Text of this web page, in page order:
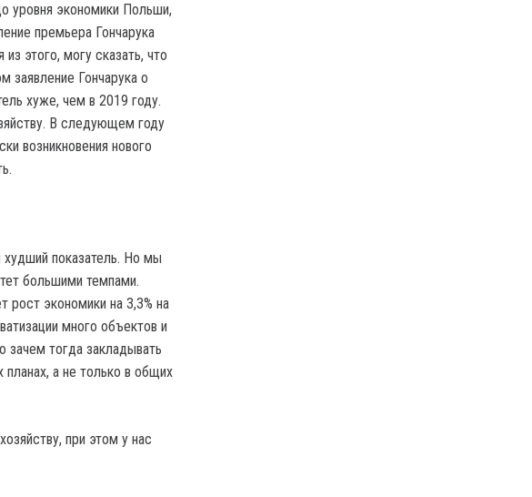
уровня экономики Польши,
премьера Гончарука
этого, могу сказать, что
заявление Гончарука о
хуже, чем в 2019 году.
В следующем году
возникновения нового
показатель. Но мы
большими темпами.
экономики на 3,3% на
много объектов и
зачем тогда закладывать
планах, а не только в общих
при этом у нас